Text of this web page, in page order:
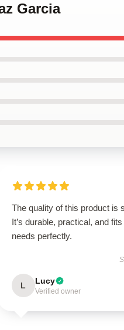
Garcia
The quality of this product is
It’s durable, practical, and
needs perfectly.
L Lucy
Verified owner